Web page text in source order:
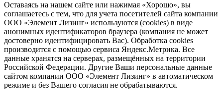
Оставаясь на нашем сайте или нажимая «Хорошо», вы
соглашаетесь с тем, что для учета посетителей сайта компании
ООО «Элемент Лизинг» используются (cookies) в виде
анонимных идентификаторов браузера (компания не может
достоверно идентифицировать Вас). Обработка cookies
производится с помощью сервиса Яндекс.Метрика. Все
данные хранятся на серверах, размещённых на территории
Российской Федерации. Другие Ваши персональные данные
сайтом компании ООО «Элемент Лизинг» в автоматическом
режиме и без Вашего согласия не обрабатываются.